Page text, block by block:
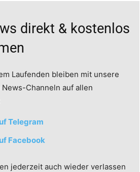
direkt & kostenlos
Laufenden bleiben mit unsere
Channeln auf allen
Telegram
Facebook
jederzeit auch wieder verlassen